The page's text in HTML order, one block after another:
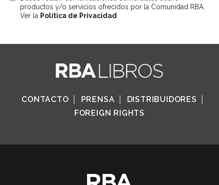
productos y/o servicios ofrecidos por la Comunidad RBA.
Ver la Política de Privacidad
CONTACTO PRENSA
DISTRIBUIDORES
FOREIGN RIGHTS